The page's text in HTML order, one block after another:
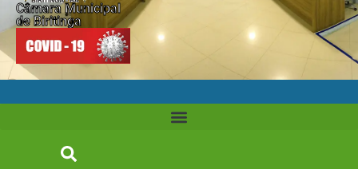
Câmara Municipal
de Biritinga